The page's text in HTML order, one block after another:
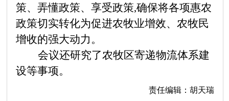
策、弄懂政策、享受政策,确保将各项惠农
政策切实转化为促进农牧业增效、农牧民
增收的强大动力。
会议还研究了农牧区寄递物流体系建
设等事项。
责任编辑：胡天瑞